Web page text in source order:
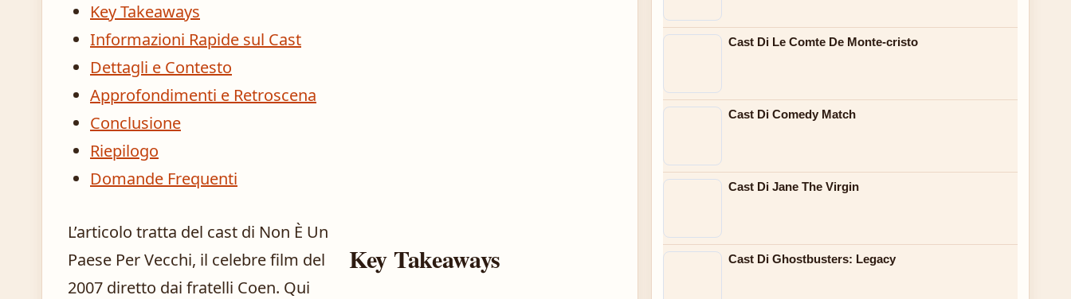
Key Takeaways
Informazioni Rapide sul Cast
Dettagli e Contesto
Approfondimenti e Retroscena
Conclusione
Riepilogo
Domande Frequenti
L’articolo tratta del cast di Non È Un
Paese Per Vecchi, il celebre film del
2007 diretto dai fratelli Coen. Qui
Key Takeaways
Cast Di Le Comte De Monte-cristo
Cast Di Comedy Match
Cast Di Jane The Virgin
Cast Di Ghostbusters: Legacy